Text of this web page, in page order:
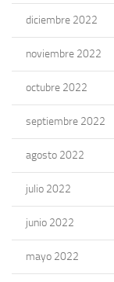
diciembre 2022
noviembre 2022
octubre 2022
septiembre 2022
agosto 2022
julio 2022
junio 2022
mayo 2022